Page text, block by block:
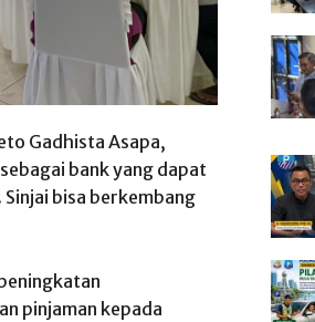
Gadhista Asapa,
bank yang dapat
bisa berkembang
pinjaman kepada